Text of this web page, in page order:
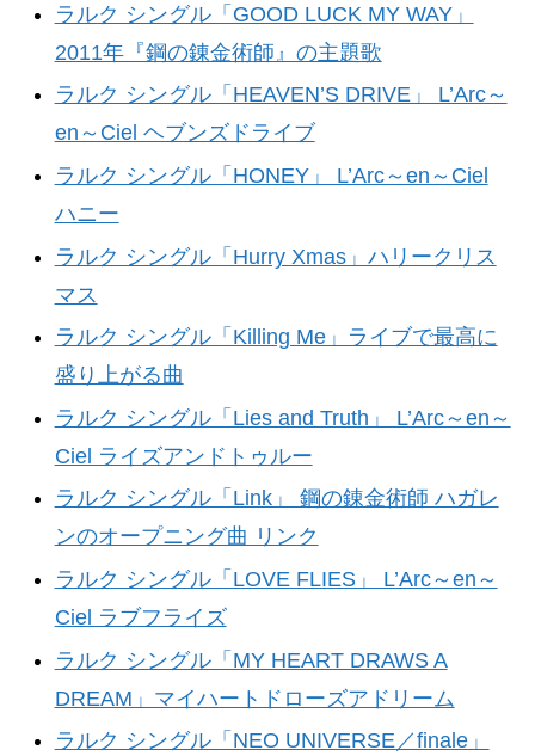
ラルク シングル「GOOD LUCK MY WAY」
2011年『鋼の錬金術師』の主題歌
ラルク シングル「HEAVEN’S DRIVE」 L’Arc～
en～Ciel ヘブンズドライブ
ラルク シングル「HONEY」 L’Arc～en～Ciel
ハニー
ラルク シングル「Hurry Xmas」ハリークリス
マス
ラルク シングル「Killing Me」ライブで最高に
盛り上がる曲
ラルク シングル「Lies and Truth」 L’Arc～en～
Ciel ライズアンドトゥルー
ラルク シングル「Link」 鋼の錬金術師 ハガレ
ンのオープニング曲 リンク
ラルク シングル「LOVE FLIES」 L’Arc～en～
Ciel ラブフライズ
ラルク シングル「MY HEART DRAWS A
DREAM」マイハートドローズアドリーム
ラルク シングル「NEO UNIVERSE／finale」